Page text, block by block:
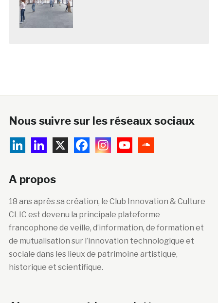
Nous suivre sur les réseaux sociaux
A propos
18 ans après sa création, le Club Innovation & Culture
CLIC est devenu la principale plateforme
francophone de veille, d’information, de formation et
de mutualisation sur l’innovation technologique et
sociale dans les lieux de patrimoine artistique,
historique et scientifique.